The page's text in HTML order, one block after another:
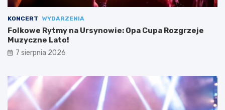
KONCERT WYDARZENIA
Folkowe Rytmy na Ursynowie: Opa Cupa Rozgrzeje
Muzyczne Lato!
7 sierpnia 2026